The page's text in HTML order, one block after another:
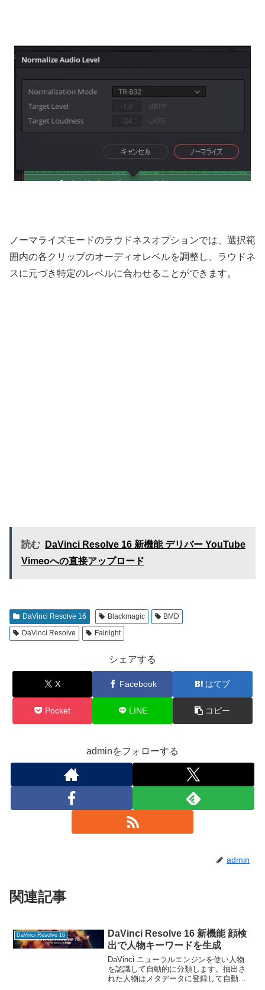
ノーマライズモードのラウドネスオプションでは、選択範
囲内の各クリップのオーディオレベルを調整し、ラウドネ
スに元づき特定のレベルに合わせることができます。
読む
DaVinci Resolve 16 新機能 デリバー YouTube
Vimeoへの直接アップロード
DaVinci Resolve 16 Blackmagic
BMD
DaVinci Resolve
Fairlight
シェアする
X Facebook はてブ
Pocket LINE コピー
adminをフォローする
admin
関連記事
DaVinci Resolve 16
DaVinci Resolve 16 新機能 顔検
出で人物キーワードを生成
DaVinci ニューラルエンジンを使い人物
を認識して自動的に分類します。抽出さ
れた人物はメタデータに登録して自動作